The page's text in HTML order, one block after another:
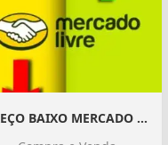
PREÇO BAIXO MERCADO LIVRE